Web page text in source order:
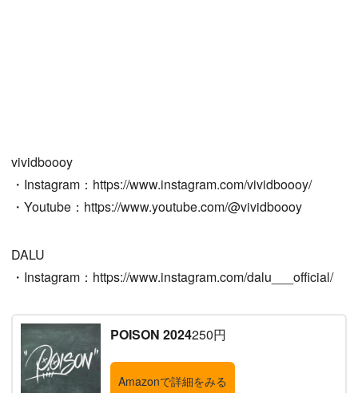
vividboooy
・Instagram：https://www.instagram.com/vividboooy/
・Youtube：https://www.youtube.com/@vividboooy
DALU
・Instagram：https://www.instagram.com/dalu___official/
POISON 2024250円
Amazonで詳細をみる